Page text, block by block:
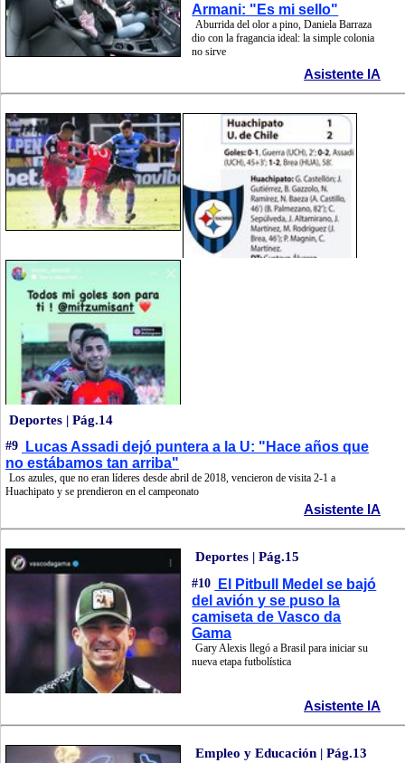
Armani: "Es mi sello"
Aburrida del olor a pino, Daniela Barraza
dio con la fragancia ideal: la simple colonia
no sirve
Asistente IA
Deportes | Pág.14
#9
Lucas Assadi dejó puntera a la U: "Hace años que
no estábamos tan arriba"
Los azules, que no eran líderes desde abril de 2018, vencieron de visita 2-1 a
Huachipato y se prendieron en el campeonato
Asistente IA
Deportes | Pág.15
#10
El Pitbull Medel se bajó
del avión y se puso la
camiseta de Vasco da
Gama
Gary Alexis llegó a Brasil para iniciar su
nueva etapa futbolística
Asistente IA
Empleo y Educación | Pág.13